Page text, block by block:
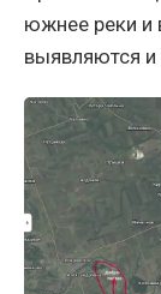
южнее реки и
выявляются